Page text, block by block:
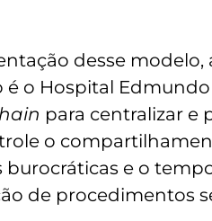
desse
o Hospital
para centralizar e
o
e o
de procedimentos